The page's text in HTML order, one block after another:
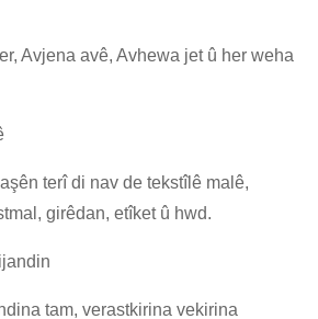
Avjena avê, Avhewa jet û her weha
terî di nav de tekstîlê malê,
girêdan, etîket û hwd.
tam, verastkirina vekirina